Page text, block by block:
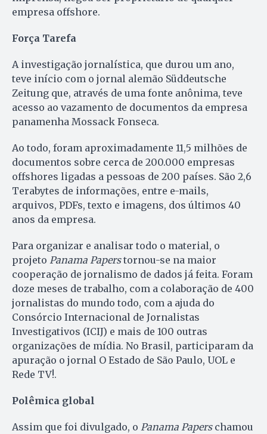
empresa offshore.
Força Tarefa
A investigação jornalística, que durou um ano,
teve início com o jornal alemão Süddeutsche
Zeitung que, através de uma fonte anônima, teve
acesso ao vazamento de documentos da empresa
panamenha Mossack Fonseca.
Ao todo, foram aproximadamente 11,5 milhões de
documentos sobre cerca de 200.000 empresas
offshores ligadas a pessoas de 200 países. São 2,6
Terabytes de informações, entre e-mails,
arquivos, PDFs, texto e imagens, dos últimos 40
anos da empresa.
Para organizar e analisar todo o material, o
projeto Panama Paperstornou-se na maior
cooperação de jornalismo de dados já feita. Foram
doze meses de trabalho, com a colaboração de 400
jornalistas do mundo todo, com a ajuda do
Consórcio Internacional de Jornalistas
Investigativos (ICIJ) e mais de 100 outras
organizações de mídia. No Brasil, participaram da
apuração o jornal O Estado de São Paulo, UOL e
Rede TV!.
Polêmica global
Assim que foi divulgado, o Panama Paperschamou